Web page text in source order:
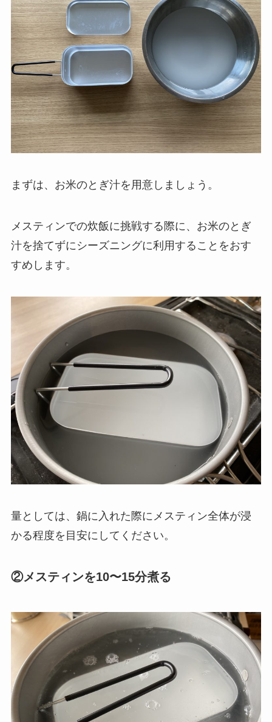
まずは、 お米のとぎ汁を用意しましょう。
メスティンでの炊飯に挑戦する際に、お米のとぎ
汁を捨てずにシーズニングに利用することをおす
すめします。
量としては、 鍋に入れた際にメスティン全体が浸
かる程度を目安にしてください。
②メスティンを10〜15分煮る